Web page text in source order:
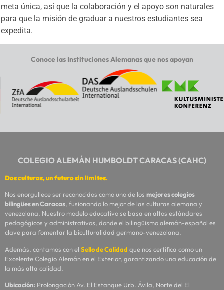
meta única, así que la colaboración y el apoyo son naturales
para que la misión de graduar a nuestros estudiantes sea
expedita.
Conoce las Instituciones Alemanas que nos apoyan
COLEGIO ALEMÁN HUMBOLDT CARACAS (CAHC)
Dos culturas, un futuro sin límites.
Nos enorgullece ser reconocidos como uno de los mejores colegios
bilingües en Caracas, fusionando lo mejor de las culturas alemana y
venezolana. Nuestro modelo educativo se basa en altos estándares
pedagógicos y administrativos, donde el bilingüismo alemán-español es
clave para fomentar la biculturalidad germano-venezolana.
Además, contamos con el Sello de Calidad que nos certifica como un
Excelente Colegio Alemán en el Exterior, garantizando una educación de
la más alta calidad.
Ubicación: Prolongación Av. El Estanque Urb. Ávila, Norte del El